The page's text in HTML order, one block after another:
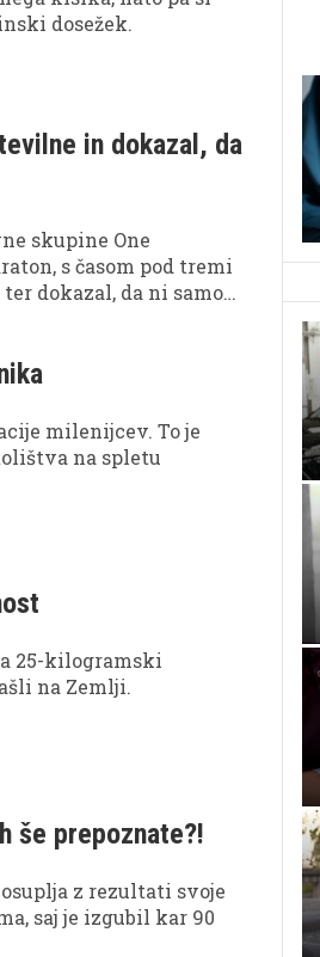
dosežek.
in dokazal, da
skupine One
s časom pod tremi
dokazal, da ni samo
milenijcev. To je
na spletu
25-kilogramski
na Zemlji.
še prepoznate?!
z rezultati svoje
saj je izgubil kar 90